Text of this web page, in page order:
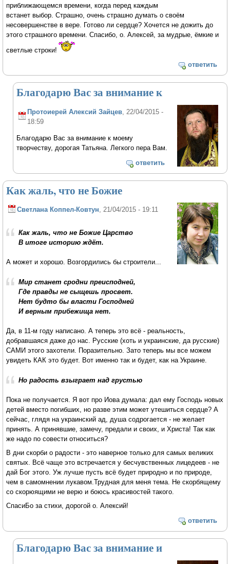
приближающемся времени, когда перед каждым
встанет выбор. Страшно, очень страшно думать о своём
несовершенстве в вере. Готово ли сердце? Хочется не дожить до
этого страшного времени. Спасибо, о. Алексей, за мудрые, ёмкие и
светлые строки!
ответить
Благодарю Вас за внимание к
Протоиерей Алексий Зайцев , 22/04/2015 -
18:59
Благодарю Вас за внимание к моему
творчеству, дорогая Татьяна. Легкого пера Вам.
ответить
Как жаль, что не Божие
Светлана Коппел-Ковтун, 21/04/2015 - 19:11
Как жаль, что не Божие Царство
В итоге историю ждёт.
А может и хорошо. Возгордились бы строители...
Мир станет сродни преисподней,
Где правды не сыщешь просвет.
Нет будто бы власти Господней
И верным прибежища нет.
Да, в 11-м году написано. А теперь это всё - реальность,
добравшаяся даже до нас. Русские (хоть и украинские, да русские)
САМИ этого захотели. Поразительно. Зато теперь мы все можем
увидеть КАК это будет. Вот именно так и будет, как на Украине.
Но радость взыграет над грустью
Пока не получается. Я вот про Иова думала: дал ему Господь новых
детей вместо погибших, но разве этим может утешиться сердце? А
сейчас, глядя на украинский ад, душа содрогается - не желает
принять. А принявшие, замечу, предали и своих, и Христа! Так как
же надо по совести относиться?
В дни скорби о радости - это наверное только для самых великих
святых. Всё чаще это встречается у бесчувственных лицедеев - не
дай Бог этого. Уж лучше пусть всё будет природно и по природе,
чем в самомнении лукавом.Трудная для меня тема. Не скорбящему
со скорюящими не верю и боюсь красивостей такого.
СпасиБо за стихи, дорогой о. Алексий!
ответить
Благодарю Вас за внимание и